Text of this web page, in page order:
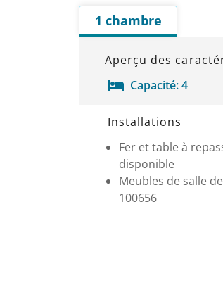
1 chambre
Aperçu des
Capacité:4
Détails sur la chambre
Installations
Fer et table à
disponible
Meubles de salle
100656